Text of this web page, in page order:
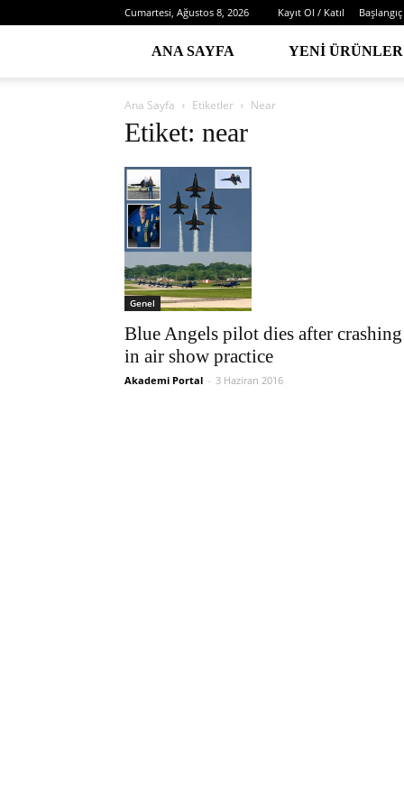
Cumartesi, Ağustos 8, 2026 Kayıt Ol / Katıl Başlangıç
ANA SAYFA YENI ÜRÜNLER
Ana Sayfa Etiketler Near
Etiket: near
Genel
Blue Angels pilot dies after crashing
in air show practice
Akademi Portal - 3 Haziran 2016